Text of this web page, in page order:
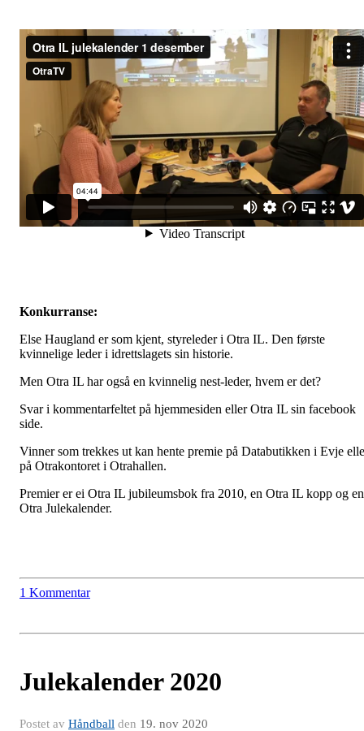
Konkurranse:
Else Haugland er som kjent, styreleder i Otra IL. Den første
kvinnelige leder i idrettslagets sin historie.
Men Otra IL har også en kvinnelig nest-leder, hvem er det?
Svar i kommentarfeltet på hjemmesiden eller Otra IL sin facebook
side.
Vinner som trekkes ut kan hente premie på Databutikken i Evje
på Otrakontoret i Otrahallen.
Premier er ei Otra IL jubileumsbok fra 2010, en Otra IL kopp og en
Otra Julekalender.
1 Kommentar
Julekalender 2020
Postet av Håndball den 19. nov 2020